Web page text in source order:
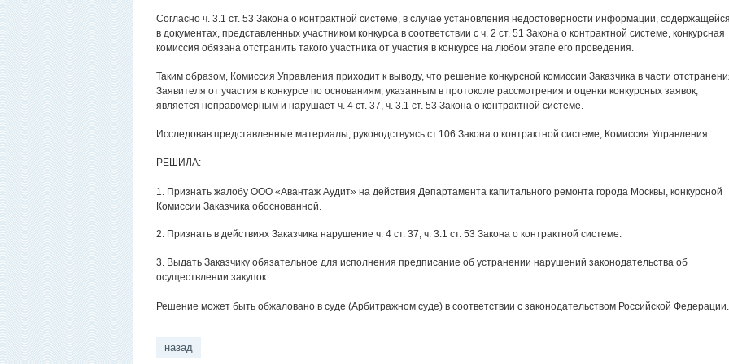
Согласно ч. 3.1 ст. 53 Закона о контрактной системе, в случае установления недостоверности информации,
в документах, представленных участником конкурса в соответствии с ч. 2 ст. 51 Закона о контрактной системе, конкурсная
комиссия обязана отстранить такого участника от участия в конкурсе на любом этапе его проведения.
Таким образом, Комиссия Управления приходит к выводу, что решение конкурсной комиссии Заказчика в части
Заявителя от участия в конкурсе по основаниям, указанным в протоколе рассмотрения и оценки конкурсных заявок,
является неправомерным и нарушает ч. 4 ст. 37, ч. 3.1 ст. 53 Закона о контрактной системе.
Исследовав представленные материалы, руководствуясь ст.106 Закона о контрактной системе, Комиссия Управления
РЕШИЛА:
1. Признать жалобу ООО «Авантаж Аудит» на действия Департамента капитального ремонта города Москвы, конкурсной
Комиссии Заказчика обоснованной.
2. Признать в действиях Заказчика нарушение ч. 4 ст. 37, ч. 3.1 ст. 53 Закона о контрактной системе.
3. Выдать Заказчику обязательное для исполнения предписание об устранении нарушений законодательства об
осуществлении закупок.
Решение может быть обжаловано в суде (Арбитражном суде) в соответствии с законодательством Российской Федерации.
назад